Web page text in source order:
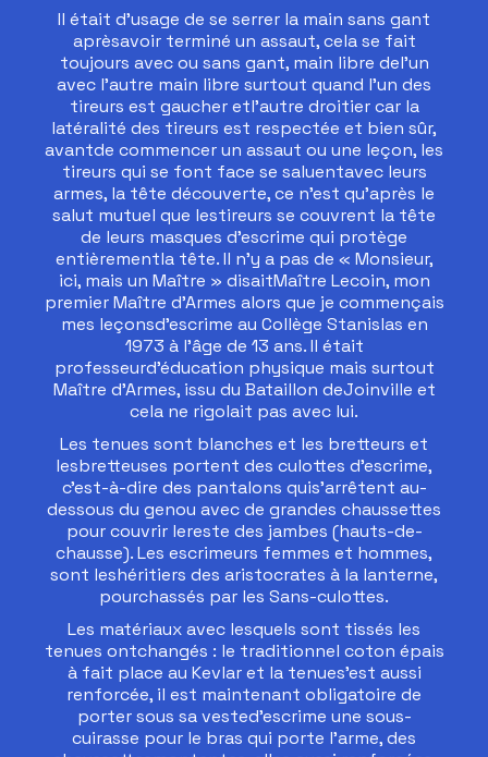
Il était d’usage de se serrer la main sans gant
aprèsavoir terminé un assaut, cela se fait
toujours avec ou sans gant, main libre del’un
avec l’autre main libre surtout quand l’un des
tireurs est gaucher etl’autre droitier car la
latéralité des tireurs est respectée et bien sûr,
avantde commencer un assaut ou une leçon, les
tireurs qui se font face se saluentavec leurs
armes, la tête découverte, ce n’est qu’après le
salut mutuel que lestireurs se couvrent la tête
de leurs masques d’escrime qui protège
entièrementla tête. Il n’y a pas de « Monsieur,
ici, mais un Maître » disaitMaître Lecoin, mon
premier Maître d’Armes alors que je commençais
mes leçonsd’escrime au Collège Stanislas en
1973 à l’âge de 13 ans. Il était
professeurd’éducation physique mais surtout
Maître d’Armes, issu du Bataillon deJoinville et
cela ne rigolait pas avec lui.
Les tenues sont blanches et les bretteurs et
lesbretteuses portent des culottes d’escrime,
c’est-à-dire des pantalons quis’arrêtent au-
dessous du genou avec de grandes chaussettes
pour couvrir lereste des jambes (hauts-de-
chausse). Les escrimeurs femmes et hommes,
sont leshéritiers des aristocrates à la lanterne,
pourchassés par les Sans-culottes.
Les matériaux avec lesquels sont tissés les
tenues ontchangés : le traditionnel coton épais
à fait place au Kevlar et la tenues’est aussi
renforcée, il est maintenant obligatoire de
porter sous sa vested’escrime une sous-
cuirasse pour le bras qui porte l’arme, des